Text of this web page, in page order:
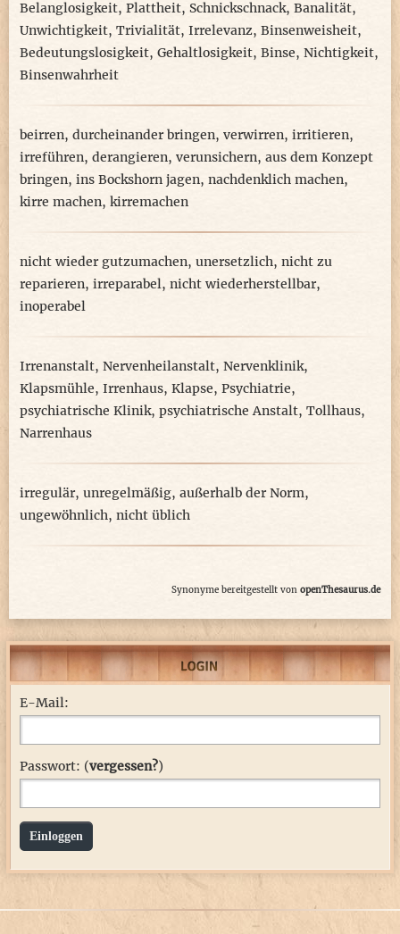
Belanglosigkeit, Plattheit, Schnickschnack, Banalität,
Unwichtigkeit, Trivialität, Irrelevanz, Binsenweisheit,
Bedeutungslosigkeit, Gehaltlosigkeit, Binse, Nichtigkeit,
Binsenwahrheit
beirren, durcheinander bringen, verwirren, irritieren,
irreführen, derangieren, verunsichern, aus dem Konzept
bringen, ins Bockshorn jagen, nachdenklich machen,
kirre machen, kirremachen
nicht wieder gutzumachen, unersetzlich, nicht zu
reparieren, irreparabel, nicht wiederherstellbar,
inoperabel
Irrenanstalt, Nervenheilanstalt, Nervenklinik,
Klapsmühle, Irrenhaus, Klapse, Psychiatrie,
psychiatrische Klinik, psychiatrische Anstalt, Tollhaus,
Narrenhaus
irregulär, unregelmäßig, außerhalb der Norm,
ungewöhnlich, nicht üblich
Synonyme bereitgestellt von openThesaurus.de
E-Mail:
Passwort: (vergessen?)
Einloggen